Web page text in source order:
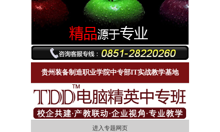
贵州装备制造职业学院中专部IT实战教学基地
进入专题网页